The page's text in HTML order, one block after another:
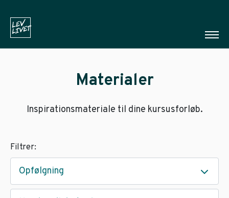
Materialer
Inspirationsmateriale til dine kursusforløb.
Filtrer:
Opfølgning